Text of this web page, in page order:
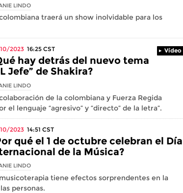
LINDO
traerá un show inolvidable para los
2023 16:25 CST Vídeo
hay detrás del nuevo tema
Jefe” de Shakira?
LINDO
de la colombiana y Fuerza Regida
el lenguaje “agresivo” y “directo” de la letra”.
2023 14:51 CST
qué el 1 de octubre celebran el Día
de la Música?
LINDO
tiene efectos sorprendentes en la
personas.